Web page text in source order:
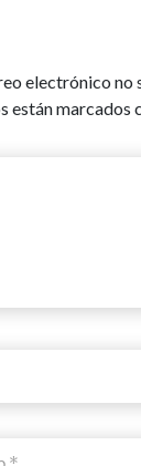
electrónico no
están marcados